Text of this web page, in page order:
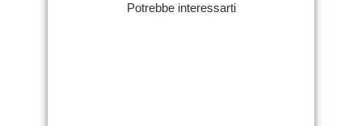
Potrebbe interessarti